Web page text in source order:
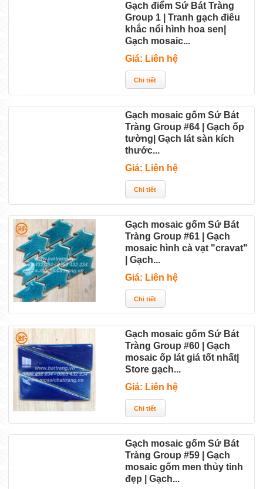
Gạch điểm Sứ Bát Tràng
Group 1 | Tranh gạch điêu
khắc nổi hình hoa sen|
Gạch mosaic...
Giá: Liên hệ
Gạch mosaic gốm Sứ Bát
Tràng Group #64 | Gạch ốp
tường| Gạch lát sàn kích
thước...
Giá: Liên hệ
Gạch mosaic gốm Sứ Bát
Tràng Group #61 | Gạch
mosaic hình cà vạt "cravat"
| Gạch...
Giá: Liên hệ
Gạch mosaic gốm Sứ Bát
Tràng Group #60 | Gạch
mosaic ốp lát giá tốt nhất|
Store gạch...
Giá: Liên hệ
Gạch mosaic gốm Sứ Bát
Tràng Group #59 | Gạch
mosaic gốm men thủy tinh
đẹp | Gạch...